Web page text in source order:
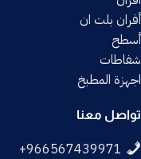
أفران بلت ان
أسطح
شفاطات
اجهزة المطبخ
تواصل معنا